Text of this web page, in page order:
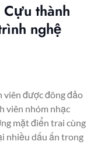
thành
nghệ
viên được đông đảo
viên nhóm nhạc
mặt điển trai cùng
nhiều dấu ấn trong